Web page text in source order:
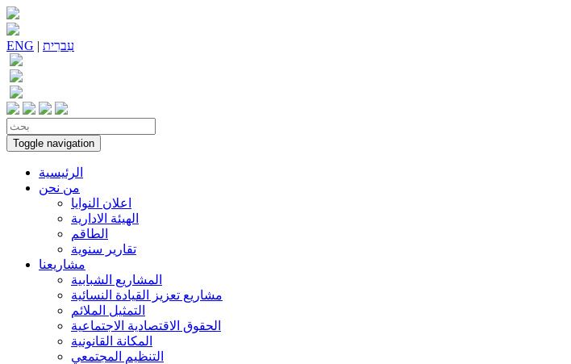
ENG | עִברִית
Toggle navigation
الرئيسية
من نحن
اعلان النوايا
الهيئة الادارية
الطاقم
تقارير سنوية
مشاريعنا
المشاريع الشبابية
مشاريع تعزيز القيادة النسائية
التمثيل الملائم
الحقوق الاقتصادية الاجتماعية
المكانة القانونية
التنظيم المجتمعي